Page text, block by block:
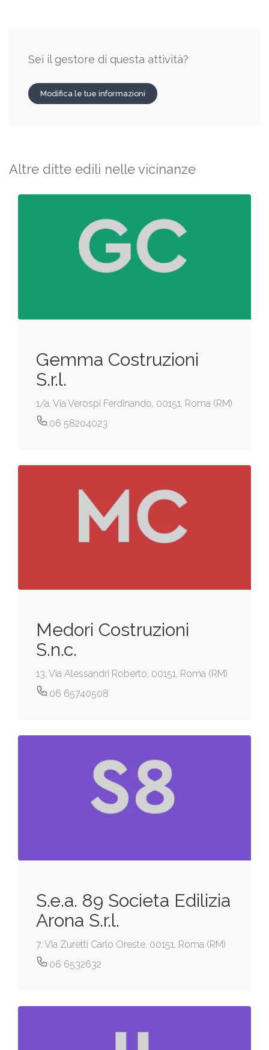
Sei il gestore di questa attività?
Modifica le tue informazioni
Altre ditte edili nelle vicinanze
Gemma Costruzioni
S.r.l.
1/a, Via Verospi Ferdinando, 00151, Roma (RM)
06 58204023
Medori Costruzioni
S.n.c.
13, Via Alessandri Roberto, 00151, Roma (RM)
06 65740508
S.e.a. 89 Societa Edilizia
Arona S.r.l.
7, Via Zuretti Carlo Oreste, 00151, Roma (RM)
06 6532632